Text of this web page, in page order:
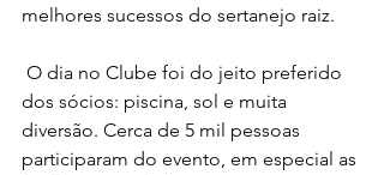
melhores sucessos do sertanejo raiz.
dos sócios: piscina, sol e muita
diversão. Cerca de 5 mil pessoas
participaram do evento, em especial as